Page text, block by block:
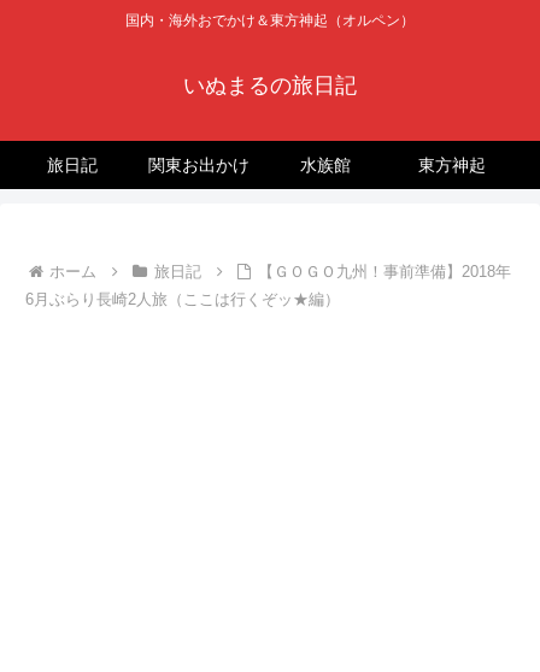
国内・海外おでかけ＆東方神起（オルペン）
いぬまるの旅日記
旅日記 関東お出かけ 水族館 東方神起
ホーム 旅日記
【ＧＯＧＯ九州！事前準備】2018年
6月ぶらり長崎2人旅（ここは行くぞッ★編）